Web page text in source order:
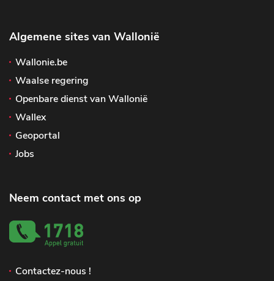
Algemene sites van Wallonië
Wallonie.be
Waalse regering
Openbare dienst van Wallonië
Wallex
Geoportal
Jobs
Neem contact met ons op
Contactez-nous !